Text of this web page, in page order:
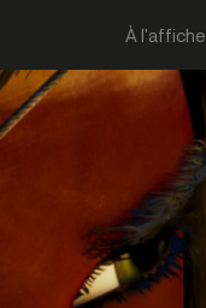
À l'affiche